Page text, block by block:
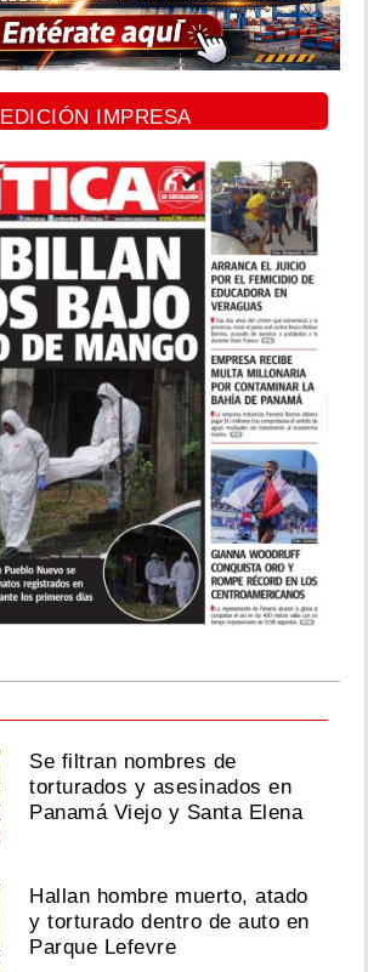
EDICIÓN IMPRESA
Se filtran nombres de
torturados y asesinados en
Panamá Viejo y Santa Elena
Hallan hombre muerto, atado
y torturado dentro de auto en
Parque Lefevre